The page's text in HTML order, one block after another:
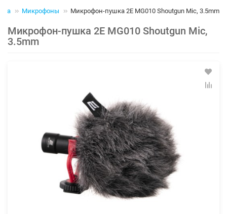
Микрофоны Микрофон-пушка 2Е MG010 Shoutgun Mic, 3.5mm
Микрофон-пушка 2Е MG010 Shoutgun Mic,
3.5mm